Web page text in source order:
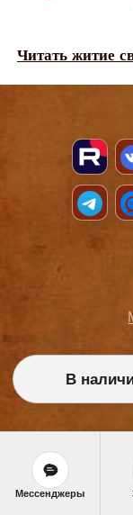
Читать житие
В
Мессенджеры